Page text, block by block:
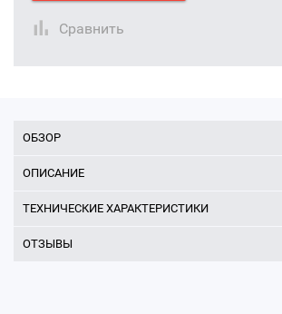
Сравнить
ОБЗОР
ОПИСАНИЕ
ТЕХНИЧЕСКИЕ ХАРАКТЕРИСТИКИ
ОТЗЫВЫ